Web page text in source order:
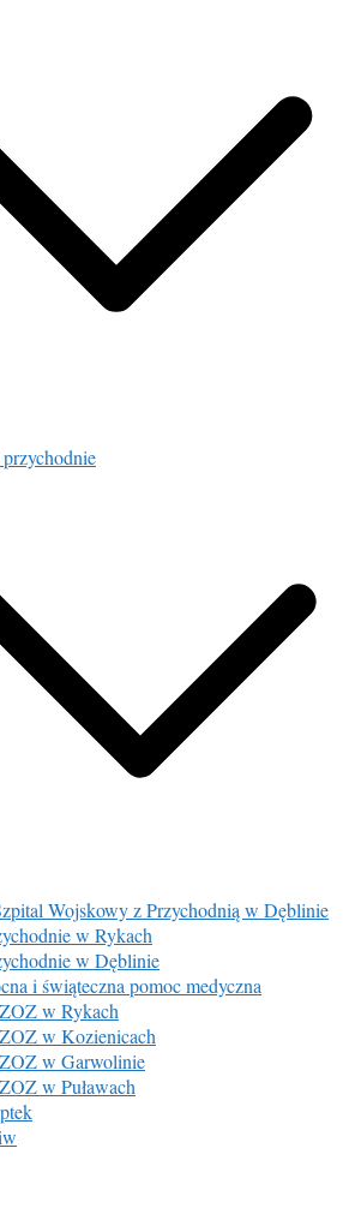
Wojskowy z Przychodnią w Dęblinie
w Rykach
w Dęblinie
i świąteczna pomoc medyczna
w Rykach
w Kozienicach
w Garwolinie
w Puławach